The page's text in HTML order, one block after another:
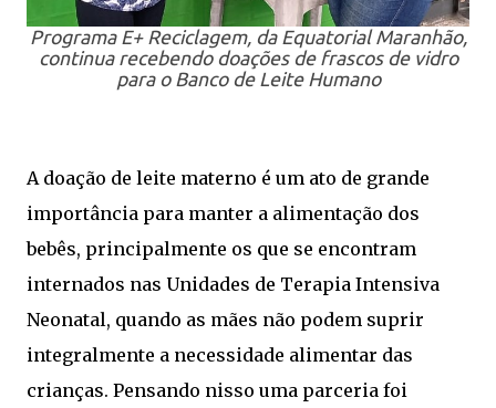
Programa E+ Reciclagem, da Equatorial Maranhão,
continua recebendo doações de frascos de vidro
para o Banco de Leite Humano
A doação de leite materno é um ato de grande
importância para manter a alimentação dos
bebês, principalmente os que se encontram
internados nas Unidades de Terapia Intensiva
Neonatal, quando as mães não podem suprir
integralmente a necessidade alimentar das
crianças. Pensando nisso uma parceria foi